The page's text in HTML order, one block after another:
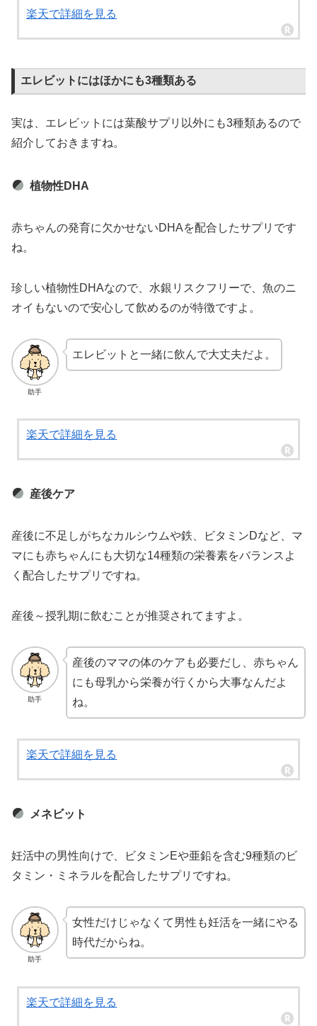
楽天で詳細を見る
エレビットにはほかにも3種類ある
実は、エレビットには葉酸サプリ以外にも3種類あるので
紹介しておきますね。
植物性DHA
赤ちゃんの発育に欠かせないDHAを配合したサプリです
ね。
珍しい植物性DHAなので、水銀リスクフリーで、魚のニ
オイもないので安心して飲めるのが特徴ですよ。
助手
エレビットと一緒に飲んで大丈夫だよ。
楽天で詳細を見る
産後ケア
産後に不足しがちなカルシウムや鉄、ビタミンDなど、マ
マにも赤ちゃんにも大切な14種類の栄養素をバランスよ
く配合したサプリですね。
産後～授乳期に飲むことが推奨されてますよ。
助手
産後のママの体のケアも必要だし、赤ちゃん
にも母乳から栄養が行くから大事なんだよ
ね。
楽天で詳細を見る
メネビット
妊活中の男性向けで、ビタミンEや亜鉛を含む9種類のビ
タミン・ミネラルを配合したサプリですね。
助手
女性だけじゃなくて男性も妊活を一緒にやる
時代だからね。
楽天で詳細を見る